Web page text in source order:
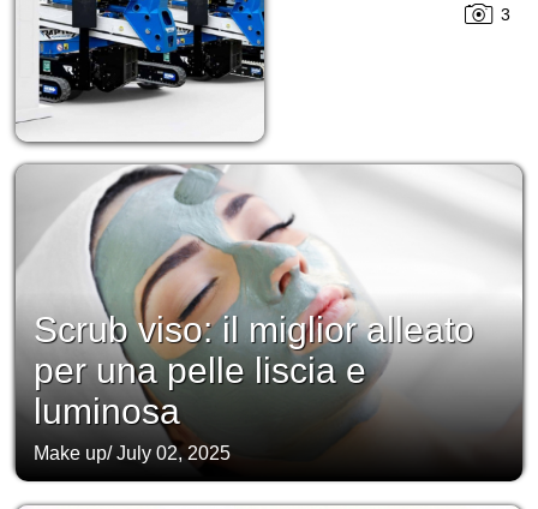
3
Scrub viso: il miglior alleato
per una pelle liscia e
luminosa
Make up/July 02, 2025